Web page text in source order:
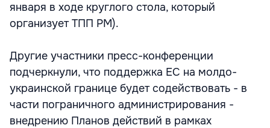
января в ходе круглого стола, который
организует ТПП РМ).
Другие участники пресс-конференции
подчеркнули, что поддержка ЕС на молдо-
украинской границе будет содействовать - в
части пограничного администрирования -
внедрению Планов действий в рамках